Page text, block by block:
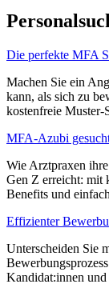
Die perfekte MFA
Machen Sie ein
kann, als sich zu
kostenfreie Muster-
MFA-Azubi
Wie Arztpraxen
Gen Z erreicht: mit
Benefits und
Effizienter
Unterscheiden Sie
Kandidat:innen und